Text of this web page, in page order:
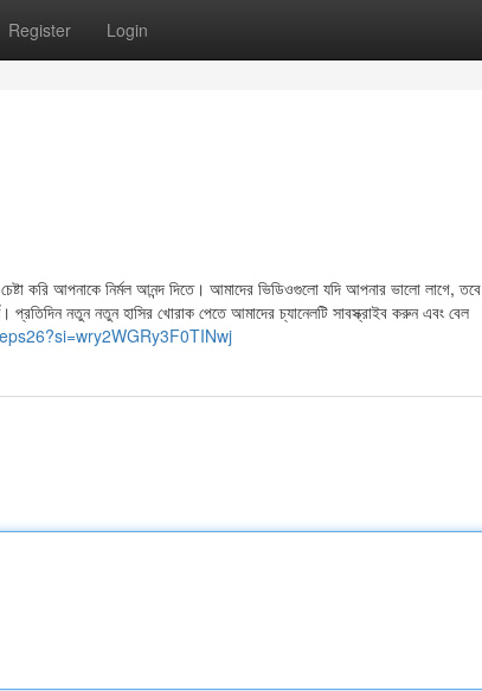
Register Login
করি আপনাকে নির্মল আনন্দ দিতে। আমাদের ভিডিওগুলো যদি আপনার ভালো লাগে, তবে
নতুন নতুন হাসির খোরাক পেতে আমাদের চ্যানেলটি সাবস্ক্রাইব করুন এবং বেল